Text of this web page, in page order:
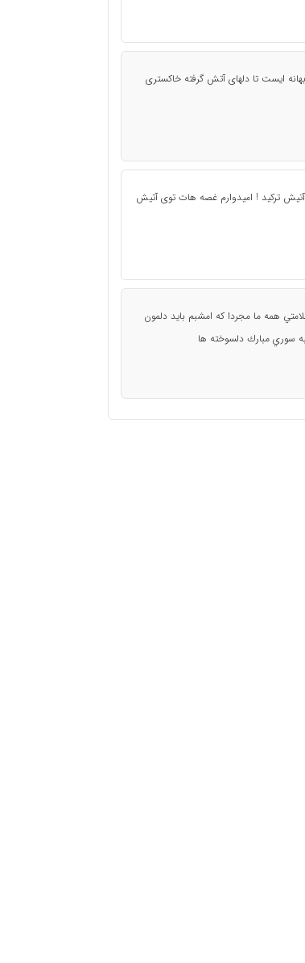
ایست تا دلهای آتش گرفته خاکستری
ترکید ! امیدوارم غصه هات توی آتیش
همه ما مجردا كه امشبم بايد دلمون